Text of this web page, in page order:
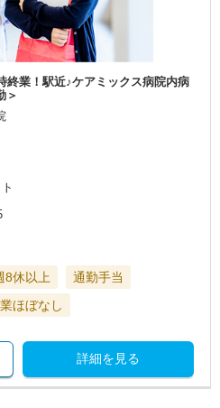
終業！駅近♪ケアミックス病院内病
＞
8休以上
通勤手当
ほぼなし
詳細を見る